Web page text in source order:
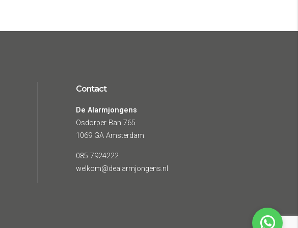
Contact
De Alarmjongens
Osdorper Ban 765
1069 GA Amsterdam
085 7924222
welkom@dealarmjongens.nl